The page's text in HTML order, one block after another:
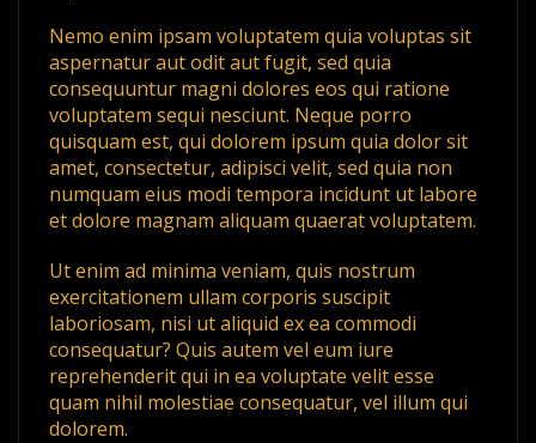
Nemo enim ipsam voluptatem quia voluptas sit
aspernatur aut odit aut fugit, sed quia
consequuntur magni dolores eos qui ratione
voluptatem sequi nesciunt. Neque porro
quisquam est, qui dolorem ipsum quia dolor sit
amet, consectetur, adipisci velit, sed quia non
numquam eius modi tempora incidunt ut labore
et dolore magnam aliquam quaerat voluptatem.
Ut enim ad minima veniam, quis nostrum
exercitationem ullam corporis suscipit
laboriosam, nisi ut aliquid ex ea commodi
consequatur? Quis autem vel eum iure
reprehenderit qui in ea voluptate velit esse
quam nihil molestiae consequatur, vel illum qui
dolorem.